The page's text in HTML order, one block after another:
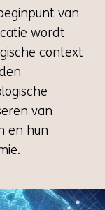
van
wordt
context
van
en hun